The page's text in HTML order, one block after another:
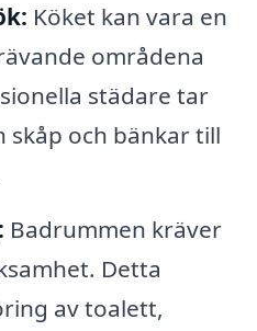
Köket kan vara en
områdena
städare tar
skåp och bänkar till
Badrummen kräver
Detta
av toalett,